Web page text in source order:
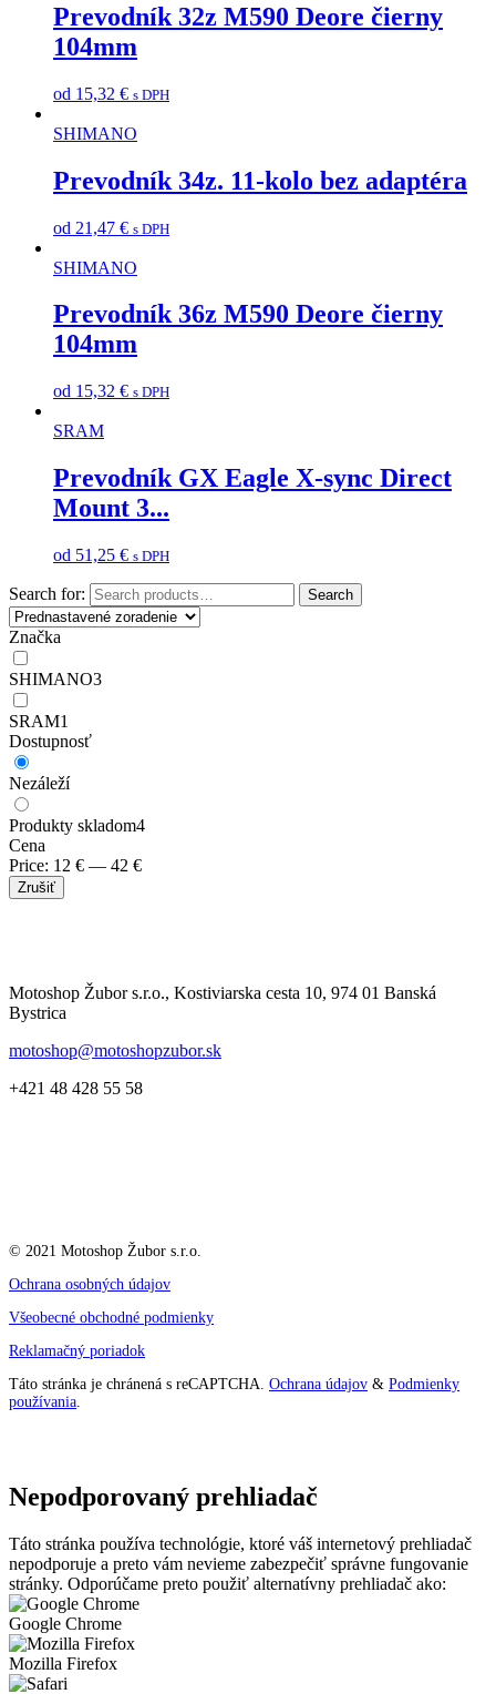
Prevodník 32z M590 Deore čierny
104mm
od 15,32 € s DPH
SHIMANO
Prevodník 34z. 11-kolo bez adaptéra
od 21,47 € s DPH
SHIMANO
Prevodník 36z M590 Deore čierny
104mm
od 15,32 € s DPH
SRAM
Prevodník GX Eagle X-sync Direct
Mount 3...
od 51,25 € s DPH
Search for: Search
Značka
SHIMANO3
SRAM1
Dostupnosť
Nezáleží
Produkty skladom4
Cena
Price: 12 € — 42 €
Zrušiť
Motoshop Žubor s.r.o., Kostiviarska cesta 10, 974 01 Banská
Bystrica
motoshop@motoshopzubor.sk
+421 48 428 55 58
© 2021 Motoshop Žubor s.r.o.
Ochrana osobných údajov
Všeobecné obchodné podmienky
Reklamačný poriadok
Táto stránka je chránená s reCAPTCHA. Ochrana údajov & Podmienky
používania.
Nepodporovaný prehliadač
Táto stránka používa technológie, ktoré váš internetový prehliadač
nepodporuje a preto vám nevieme zabezpečiť správne fungovanie
stránky. Odporúčame preto použiť alternatívny prehliadač ako:
Google Chrome
Mozilla Firefox